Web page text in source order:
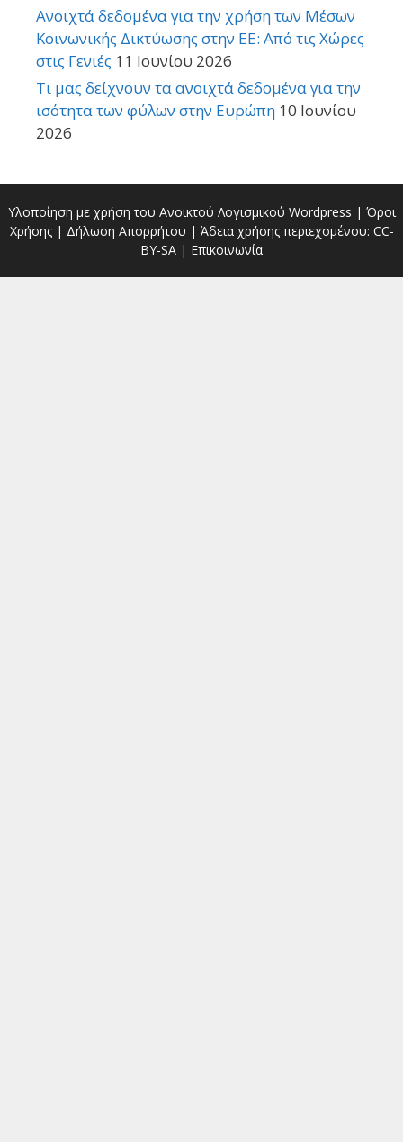
Ανοιχτά δεδομένα για την χρήση των Μέσων
Κοινωνικής Δικτύωσης στην ΕΕ: Από τις Χώρες
στις Γενιές 11 Ιουνίου 2026
Τι μας δείχνουν τα ανοιχτά δεδομένα για την
ισότητα των φύλων στην Ευρώπη 10 Ιουνίου
2026
Υλοποίηση με χρήση του Ανοικτού Λογισμικού Wordpress | Όροι
Χρήσης| Δήλωση Απορρήτου | Άδεια χρήσης περιεχομένου: CC-
BY-SA | Επικοινωνία